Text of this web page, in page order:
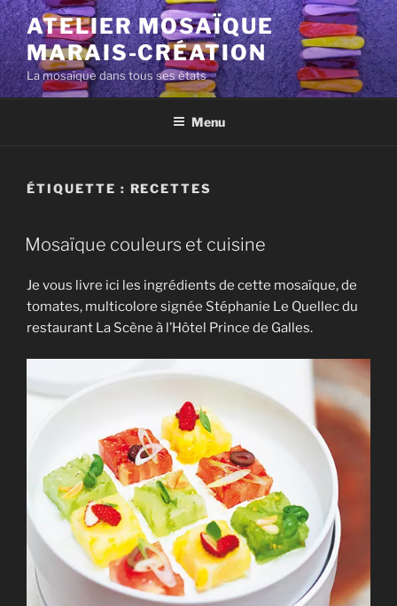
Aller
au
contenu
principal
ATELIER MOSAÏQUE
MARAIS-CRÉATION
La mosaïque dans tous ses états
Menu
ÉTIQUETTE : RECETTES
Mosaïque couleurs et cuisine
Je vous livre ici les ingrédients de cette mosaïque, de
tomates, multicolore signée Stéphanie Le Quellec du
restaurant La Scène à l’Hôtel Prince de Galles.